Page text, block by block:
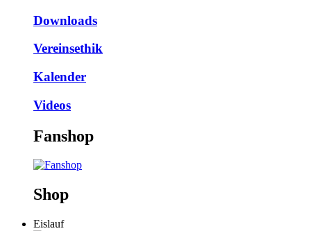
Downloads
Vereinsethik
Kalender
Videos
Fanshop
Shop
Eislauf